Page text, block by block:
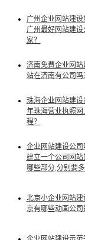
广州企业网站建设
广州最好网站建设
家？
济南免费企业网站
站在济南有公司吗
珠海企业网站建设
年珠海营业执照网
程？
企业网站建设公司
建立一个公司网站
哪些部分,分别要
北京小企业网站建
京有哪些动画公司